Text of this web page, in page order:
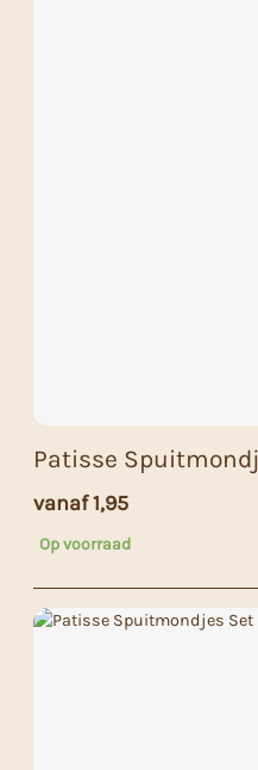
Patisse
vanaf1,95
Op voorraad